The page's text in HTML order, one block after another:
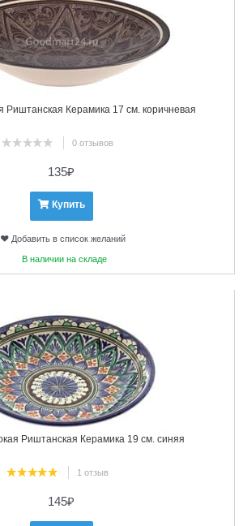
Риштанская Керамика 17 см. коричневая
0 отзывов
135₽
Купить
Добавить в список желаний
В наличии на складе
Риштанская Керамика 19 см. синяя
1 отзыв
145₽